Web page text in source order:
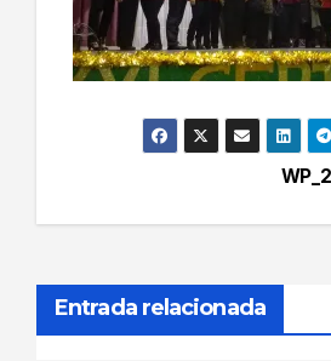
Navegación
de
entradas
Entrada relacionada